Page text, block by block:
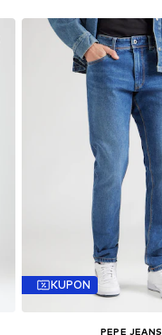
KUPON
PEPE JEANS